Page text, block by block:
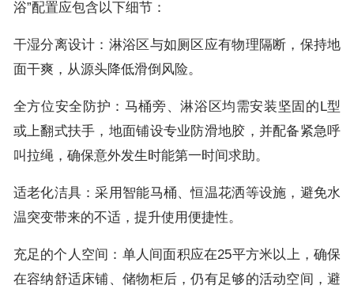
浴”配置应包含以下细节：
干湿分离设计：淋浴区与如厕区应有物理隔断，保持地
面干爽，从源头降低滑倒风险。
全方位安全防护：马桶旁、淋浴区均需安装坚固的L型
或上翻式扶手，地面铺设专业防滑地胶，并配备紧急呼
叫拉绳，确保意外发生时能第一时间求助。
适老化洁具：采用智能马桶、恒温花洒等设施，避免水
温突变带来的不适，提升使用便捷性。
充足的个人空间：单人间面积应在25平方米以上，确保
在容纳舒适床铺、储物柜后，仍有足够的活动空间，避